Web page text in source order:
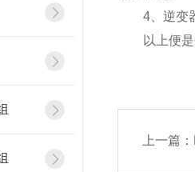
4、逆变器
以上便是今
上一篇：